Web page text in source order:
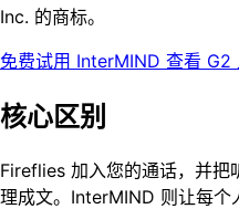
Inc. 的商标。
免费试用 InterMIND 查看 G2
核心区别
Fireflies 加入您的通话，并把
理成文。InterMIND 则让每个